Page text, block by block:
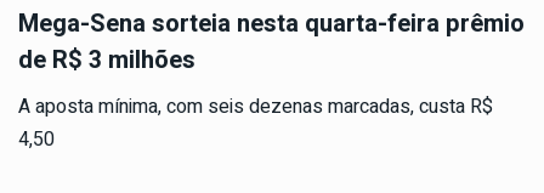
Mega-Sena sorteia nesta quarta-feira prêmio
de R$ 3 milhões
A aposta mínima, com seis dezenas marcadas, custa R$
4,50